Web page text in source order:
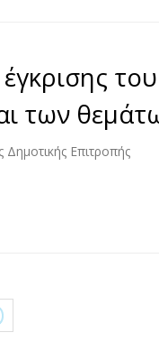
των
Δημοτικής Επιτροπής